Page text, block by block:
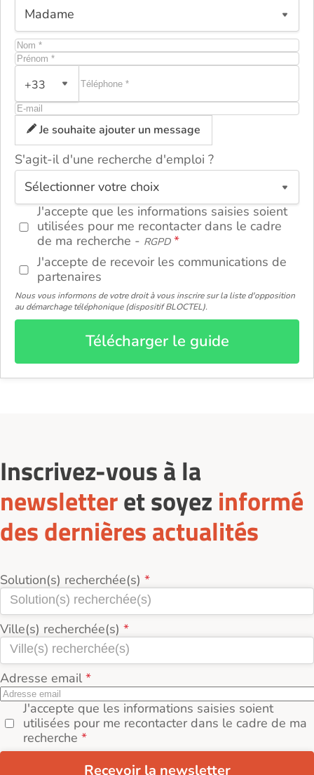
+33
Je souhaite ajouter un message
S'agit-il d'une recherche d'emploi ?
J'accepte que les informations saisies soient
utilisées pour me recontacter dans le cadre
de ma recherche - RGPD
J'accepte de recevoir les communications de
partenaires
Nous vous informons de votre droit à vous inscrire sur la liste d'opposition
au démarchage téléphonique (dispositif BLOCTEL).
Télécharger le guide
ou
Inscrivez-vous à la
newsletteret soyez informé
des dernières actualités
Solution(s) recherchée(s)
Ville(s) recherchée(s)
Adresse email
J'accepte que les informations saisies soient
utilisées pour me recontacter dans le cadre de ma
recherche
Recevoir la newsletter